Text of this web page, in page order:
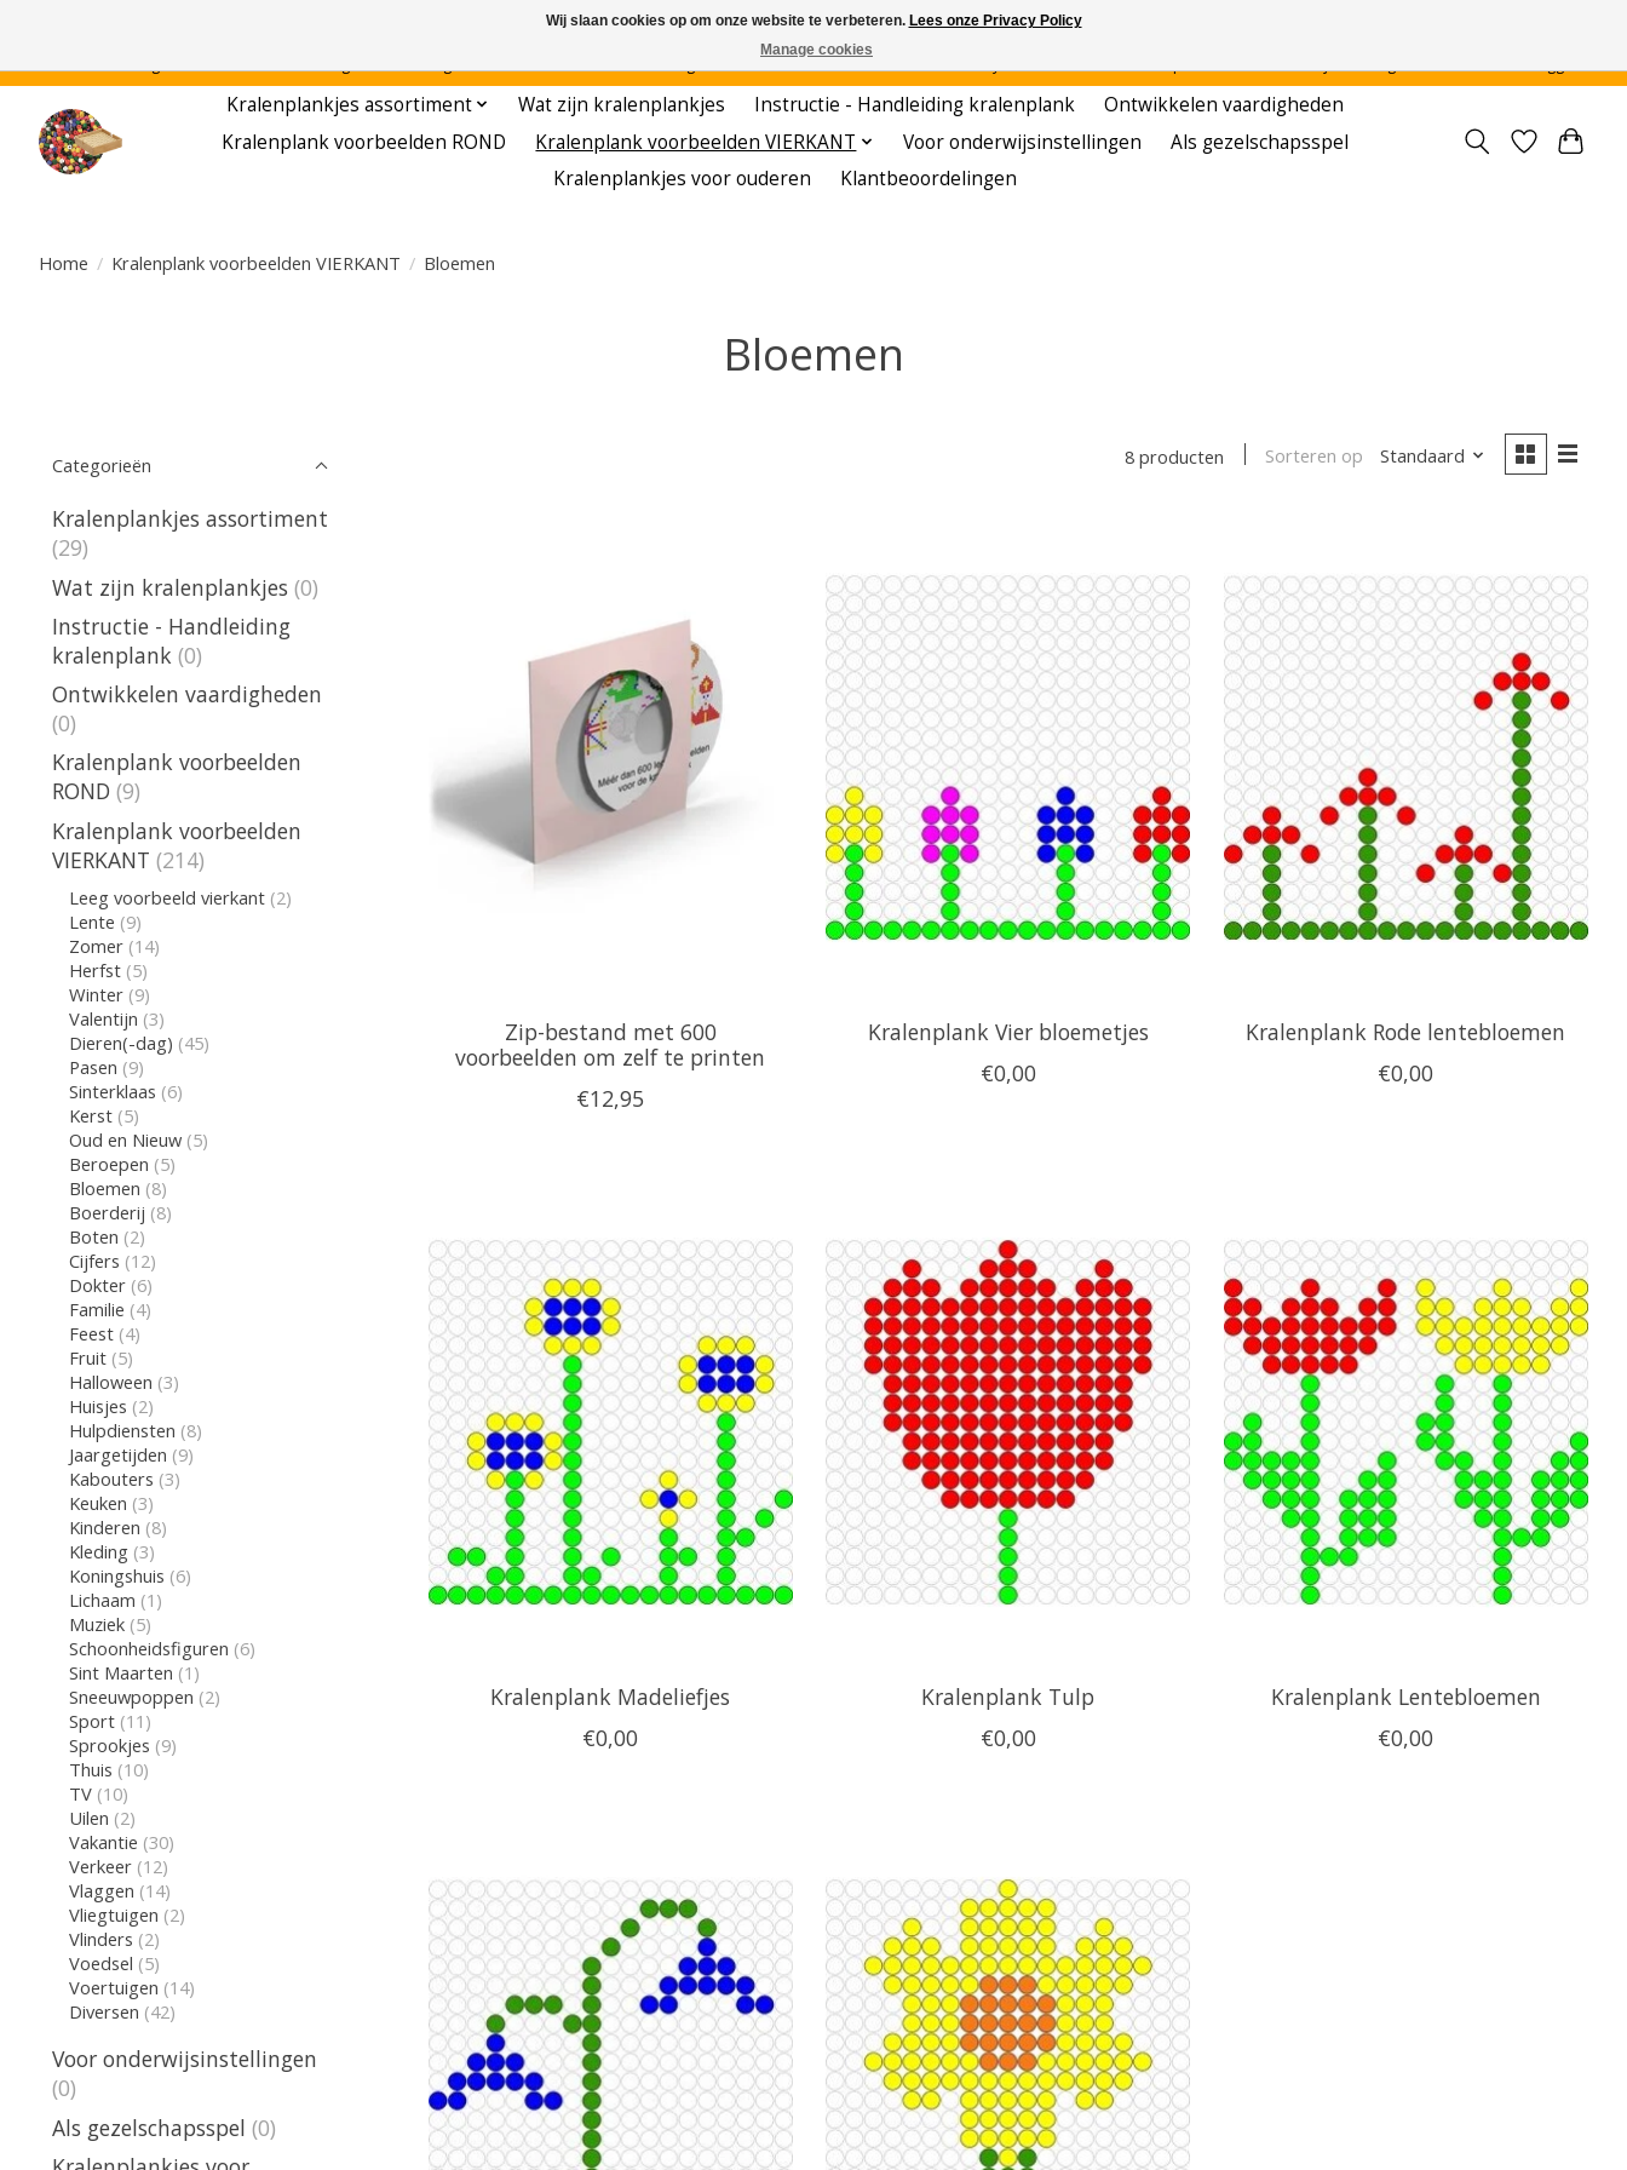
Kralenplankjes assortiment Wat zijn kralenplankjes Instructie - Handleiding kralenplank
Ontwikkelen vaardigheden
Kralenplank voorbeelden ROND
Kralenplank voorbeelden VIERKANT Voor onderwijsinstellingen
Als gezelschapsspel
Kralenplankjes voor ouderen
Klantbeoordelingen
Home / Kralenplank voorbeelden VIERKANT / Bloemen
Bloemen
Categorieën
Kralenplankjes assortiment
(29)
Wat zijn kralenplankjes (0)
Instructie - Handleiding
kralenplank (0)
Ontwikkelen vaardigheden
(0)
Kralenplank voorbeelden
ROND (9)
Kralenplank voorbeelden
VIERKANT (214)
Leeg voorbeeld vierkant (2)
Lente (9)
Zomer (14)
Herfst (5)
Winter (9)
Valentijn (3)
Dieren(-dag) (45)
Pasen (9)
Sinterklaas (6)
Kerst (5)
Oud en Nieuw (5)
Beroepen (5)
Bloemen (8)
Boerderij (8)
Boten (2)
Cijfers (12)
Dokter (6)
Familie (4)
Feest (4)
Fruit (5)
Halloween (3)
Huisjes (2)
Hulpdiensten (8)
Jaargetijden (9)
Kabouters (3)
Keuken (3)
Kinderen (8)
Kleding (3)
Koningshuis (6)
Lichaam (1)
Muziek (5)
Schoonheidsfiguren (6)
Sint Maarten (1)
Sneeuwpoppen (2)
Sport (11)
Sprookjes (9)
Thuis (10)
TV (10)
Uilen (2)
Vakantie (30)
Verkeer (12)
Vlaggen (14)
Vliegtuigen (2)
Vlinders (2)
Voedsel (5)
Voertuigen (14)
Diversen (42)
Voor onderwijsinstellingen
(0)
Als gezelschapsspel (0)
8 producten Sorteren op Standaard
Zip-bestand met 600
voorbeelden om zelf te printen
€12,95
Kralenplank Vier bloemetjes
€0,00
Kralenplank Rode lentebloemen
€0,00
Kralenplank Madeliefjes
€0,00
Kralenplank Tulp
€0,00
Kralenplank Lentebloemen
€0,00
Wij slaan cookies op om onze website te verbeteren. Lees onze Privacy Policy
Manage cookies